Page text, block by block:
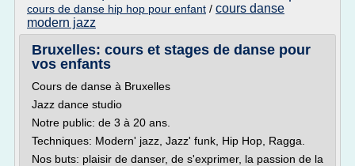
cours de danse hip hop pour enfant / cours danse
modern jazz
Bruxelles: cours et stages de danse pour
vos enfants
Cours de danse à Bruxelles
Jazz dance studio
Notre public: de 3 à 20 ans.
Techniques: Modern' jazz, Jazz' funk, Hip Hop, Ragga.
Nos buts: plaisir de danser, de s'exprimer, la passion de la